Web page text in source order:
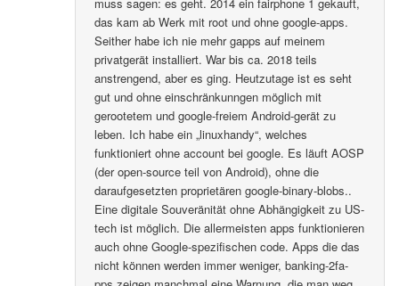
das kam ab Werk mit root und ohne google-apps.
Seither habe ich nie mehr gapps auf meinem
privatgerät installiert. War bis ca. 2018 teils
anstrengend, aber es ging. Heutzutage ist es seht
gut und ohne einschränkunngen möglich mit
gerootetem und google-freiem Android-gerät zu
leben. Ich habe ein „linuxhandy“, welches
funktioniert ohne account bei google. Es läuft AOSP
(der open-source teil von Android), ohne die
daraufgesetzten proprietären google-binary-blobs..
Eine digitale Souveränität ohne Abhängigkeit zu US-
tech ist möglich. Die allermeisten apps funktionieren
auch ohne Google-spezifischen code. Apps die das
nicht können werden immer weniger, banking-2fa-